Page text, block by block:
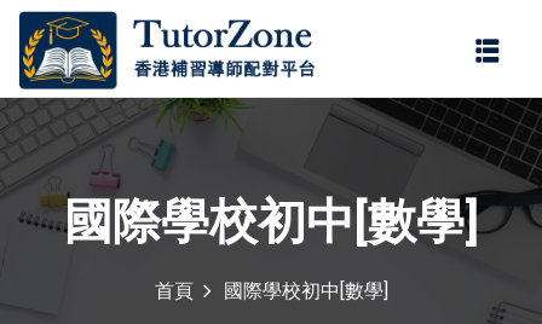
國際學校初中[數學]
首頁 國際學校初中[數學]
登錄